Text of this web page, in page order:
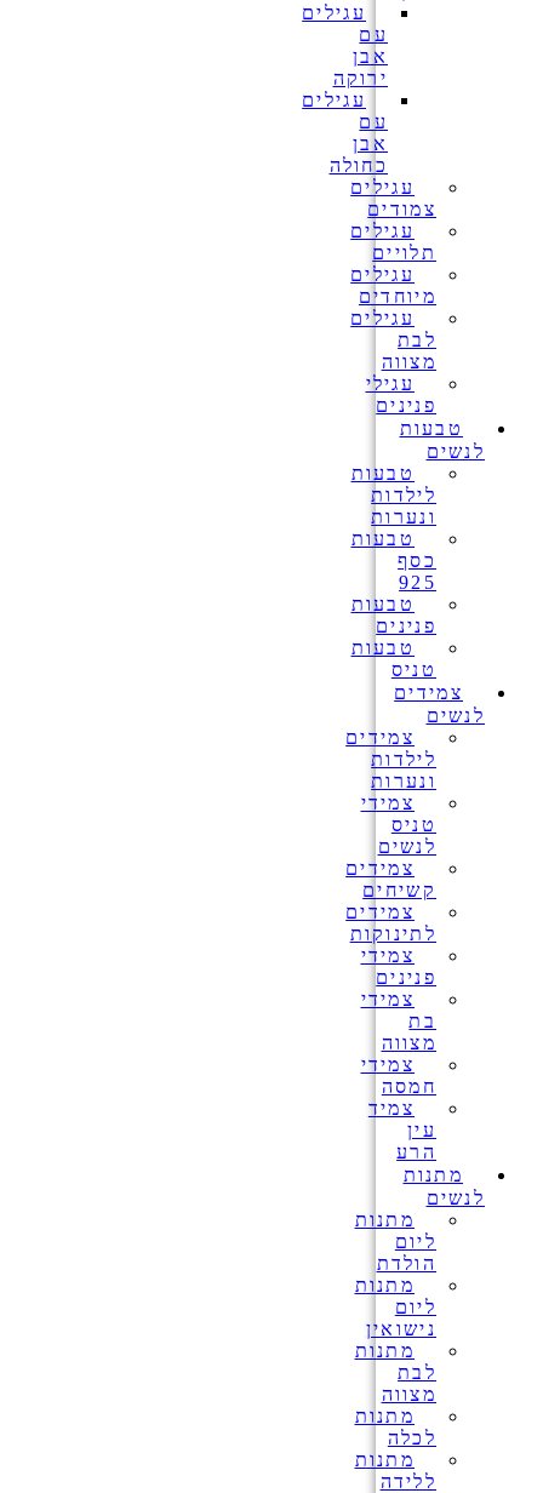
עגילים
עם
אבן
ירוקה
עגילים
עם
אבן
כחולה
עגילים
צמודים
עגילים
תלויים
עגילים
מיוחדים
עגילים
לבת
מצווה
עגילי
פנינים
טבעות
לנשים
טבעות
לילדות
ונערות
טבעות
כסף
925
טבעות
פנינים
טבעות
טניס
צמידים
לנשים
צמידים
לילדות
ונערות
צמידי
טניס
לנשים
צמידים
קשיחים
צמידים
לתינוקות
צמידי
פנינים
צמידי
בת
מצווה
צמידי
חמסה
צמיד
עין
הרע
מתנות
לנשים
מתנות
ליום
הולדת
מתנות
ליום
נישואין
מתנות
לבת
מצווה
מתנות
לכלה
מתנות
ללידה